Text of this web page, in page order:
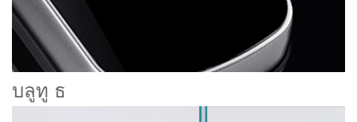
บลูทู ธ